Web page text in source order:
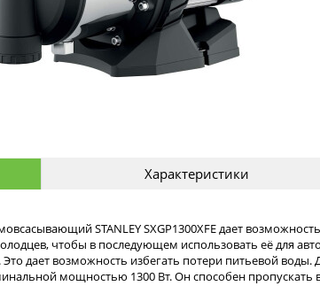
Характеристики
STANLEY SXGP1300XFE дает
чтобы в последующем использовать её для
Это дает возможность избегать потери питьевой
мощностью 1300 Вт. Он способен пропускать